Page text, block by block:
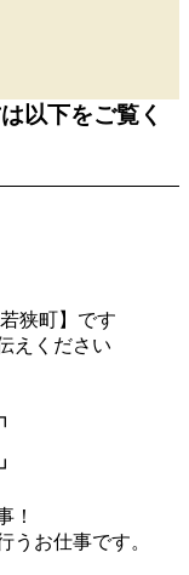
以下をご覧く
狭町】です
えください
！
うお仕事です。